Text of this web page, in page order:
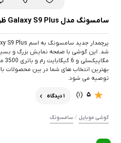
سامسونگ مدل Galaxy S9 Plus ظرفیت 128 گیگابایت
بهترین انتخاب های شما در بین محصولات
توصیه می شود.
5
(1) 1 دیدگاه
گوشی موبایل / سامسونگ